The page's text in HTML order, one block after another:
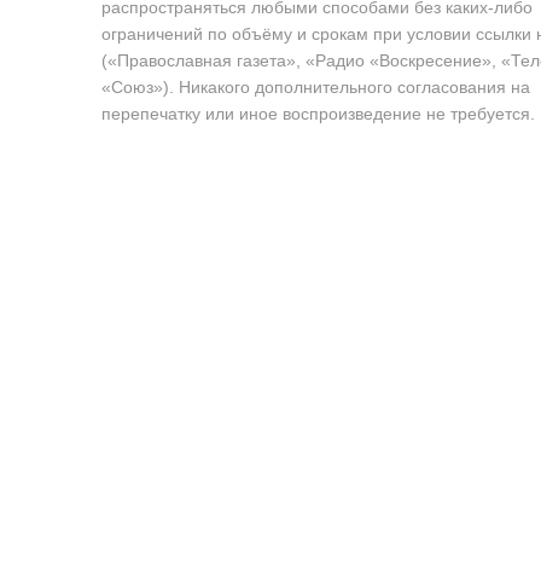
распространяться любыми способами без каких-либо
ограничений по объёму и срокам при условии ссылки
(«Православная газета», «Радио «Воскресение»,
«Союз»). Никакого дополнительного согласования на
перепечатку или иное воспроизведение не требуется.